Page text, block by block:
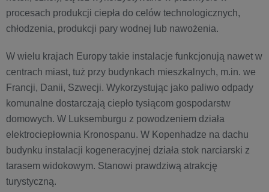
procesach produkcji ciepła do celów technologicznych,
chłodzenia, produkcji pary wodnej lub nawożenia.
W wielu krajach Europy takie instalacje funkcjonują nawet w
centrach miast, tuż przy budynkach mieszkalnych, m.in. we
Francji, Danii, Szwecji. Wykorzystując jako paliwo odpady
komunalne dostarczają ciepło tysiącom gospodarstw
domowych. W Luksemburgu z powodzeniem działa
elektrociepłownia Kronospanu. W Kopenhadze na dachu
budynku instalacji kogeneracyjnej działa stok narciarski z
tarasem widokowym. Stanowi prawdziwą atrakcję
turystyczną.